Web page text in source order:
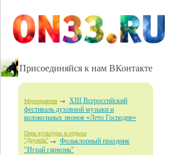
Присоединяйся к нам ВКонтакте
Мероприятия
XIII Всероссийский
фестиваль духовной музыки и
колокольных звонов «Лето Господне»
Парк культуры и отдыха
"Дружба"
Фольклорный праздник
"Играй гармонь"